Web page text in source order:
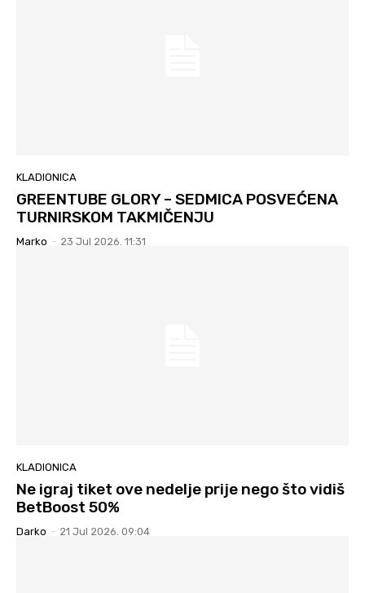
KLADIONICA
GREENTUBE GLORY – SEDMICA POSVEĆENA
TURNIRSKOM TAKMIČENJU
Marko - 23 Jul 2026. 11:31
KLADIONICA
Ne igraj tiket ove nedelje prije nego što vidiš
BetBoost 50%
Darko - 21 Jul 2026. 09:04